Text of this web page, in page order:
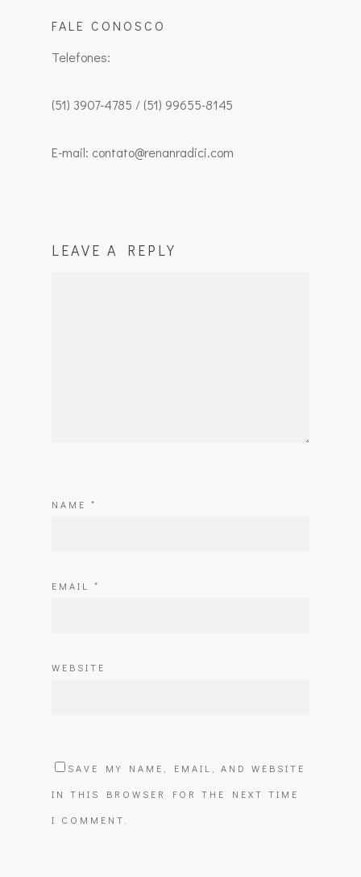
FALE CONOSCO
Telefones:
(51) 3907-4785 / (51) 99655-8145
E-mail: contato@renanradici.com
LEAVE A REPLY
NAME *
EMAIL *
WEBSITE
SAVE MY NAME, EMAIL, AND WEBSITE
IN THIS BROWSER FOR THE NEXT TIME
I COMMENT.